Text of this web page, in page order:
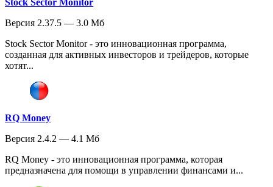
Stock Sector Monitor
Версия 2.37.5 — 3.0 Мб
Stock Sector Monitor - это инновационная программа,
созданная для активных инвесторов и трейдеров, которые
хотят...
RQ Money
Версия 2.4.2 — 4.1 Мб
RQ Money - это инновационная программа, которая
предназначена для помощи в управлении финансами и...